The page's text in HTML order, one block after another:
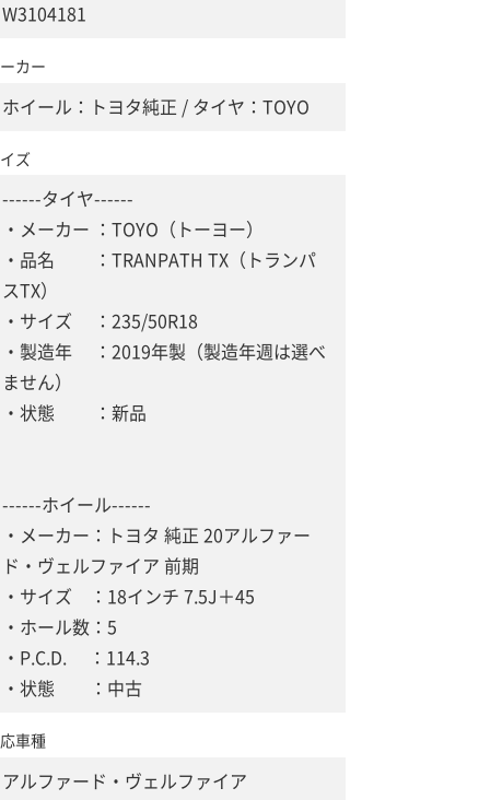
W3104181
カー
ホイール：トヨタ純正 / タイヤ：TOYO
ズ
------タイヤ------
・メーカー ：TOYO（トーヨー）
・品名 ：TRANPATH TX（トランパ
スTX）
・サイズ ：235/50R18
・製造年 ：2019年製（製造年週は選べ
ません）
・状態 ：新品
------ホイール------
・メーカー：トヨタ 純正 20アルファー
ド・ヴェルファイア 前期
・サイズ ：18インチ 7.5J＋45
・ホール数：5
・P.C.D. ：114.3
・状態 ：中古
車種
アルファード・ヴェルファイア